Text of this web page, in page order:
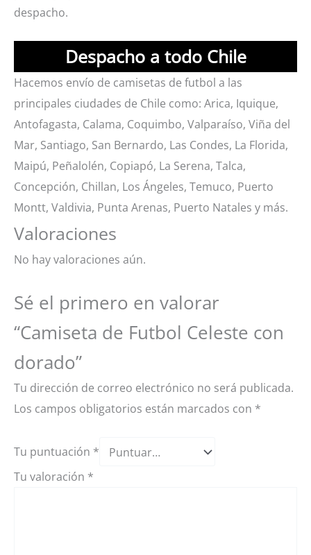
despacho.
Despacho a todo Chile
Hacemos envío de camisetas de futbol a las
principales ciudades de Chile como: Arica, Iquique,
Antofagasta, Calama, Coquimbo, Valparaíso, Viña del
Mar, Santiago, San Bernardo, Las Condes, La Florida,
Maipú, Peñalolén, Copiapó, La Serena, Talca,
Concepción, Chillan, Los Ángeles, Temuco, Puerto
Montt, Valdivia, Punta Arenas, Puerto Natales y más.
Valoraciones
No hay valoraciones aún.
Sé el primero en valorar
“Camiseta de Futbol Celeste con
dorado”
Tu dirección de correo electrónico no será publicada.
Los campos obligatorios están marcados con *
Tu puntuación *
Tu valoración *